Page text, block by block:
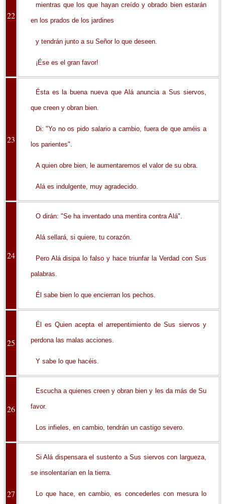
22
mientras que los que hayan creído y obrado bien estarán
en los prados de los jardines
y tendrán junto a su Señor lo que deseen.
¡Ése es el gran favor!
23
Ésta es la buena nueva que Alá anuncia a Sus siervos,
que creen y obran bien.
Di: "Yo no os pido salario a cambio, fuera de que améis a
los parientes".
A quien obre bien, le aumentaremos el valor de su obra.
Alá es indulgente, muy agradecido.
24
O dirán: "Se ha inventado una mentira contra Alá".
Alá sellará, si quiere, tu corazón.
Pero Alá disipa lo falso y hace triunfar la Verdad con Sus
palabras.
Él sabe bien lo que encierran los pechos.
25
Él es Quien acepta el arrepentimiento de Sus siervos y
perdona las malas acciones.
Y sabe lo que hacéis.
26
Escucha a quienes creen y obran bien y les da más de Su
favor.
Los infieles, en cambio, tendrán un castigo severo.
27
Si Alá dispensara el sustento a Sus siervos con largueza,
se insolentarían en la tierra.
Lo que hace, en cambio, es concederles con mesura lo